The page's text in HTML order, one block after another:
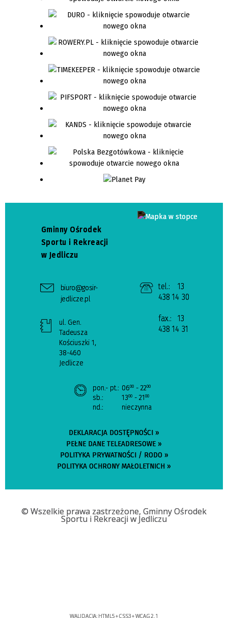
Gminny Ośrodek
Sportu i Rekreacji
w Jedliczu
biuro@gosir-
jedlicze.pl
ul. Gen.
Tadeusza
Kościuszki 1,
38-460
Jedlicze
tel.:
13
438 14 30
fax.:
13
438 14 31
pon.- pt.: 0600 - 2200
sb.: 1300 - 21 00
nd.: nieczynna
DEKLARACJA DOSTĘPNOŚCI »
PEŁNE DANE TELEADRESOWE »
POLITYKA PRYWATNOŚCI / RODO »
POLITYKA OCHRONY MAŁOLETNICH »
© Wszelkie prawa zastrzeżone, Gminny Ośrodek
Sportu i Rekreacji w Jedliczu
WALIDACJA: HTML5+CSS3+WCAG 2.1